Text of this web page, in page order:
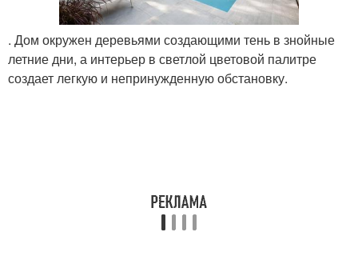
. Дом окружен деревьями создающими тень в знойные
летние дни, а интерьер в светлой цветовой палитре
создает легкую и непринужденную обстановку.